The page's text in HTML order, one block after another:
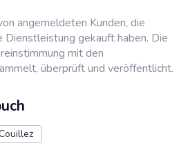
angemeldeten Kunden, die
Dienstleistung gekauft haben. Die
mit den
überprüft und veröffentlicht.